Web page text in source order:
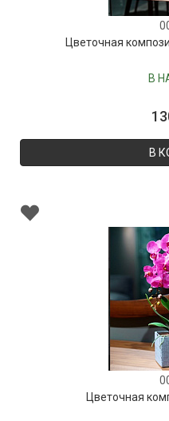
Цветочная
В
В
Цветочная